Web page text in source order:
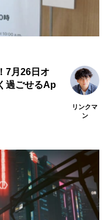
7月26日オ
過ごせるAp
リンクマ
ン